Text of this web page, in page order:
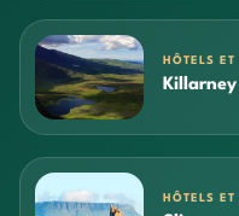
HÔTELS
Killarney
HÔTELS